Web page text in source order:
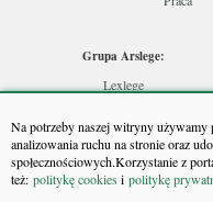
Na potrzeby naszej witryny
analizowania ruchu na stronie oraz
społecznościowych.Korzystanie z
też: politykę cookiesi politykę
Grupa Arslege:
Lexlege
Skarbowcy
Urzędnik
Rzeczoznawca